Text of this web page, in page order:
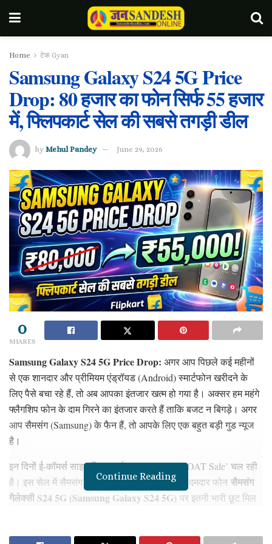
Home टेक Gyan
Samsung Galaxy S24 5G Price
Drop: 80 हजार का फोन सिर्फ 55 हजार
में, फ्लिपकार्ट सेल की सबसे तगड़ी डील
by Mehul Pandey June 29, 2026
0
SHARES
Samsung Galaxy S24 5G Price Drop: अगर आप पिछले कई महीनों
से एक शानदार और प्रीमियम एंड्रॉयड (Android) स्मार्टफोन खरीदने के
लिए पैसे बचा रहे हैं, तो अब आपका इंतजार खत्म हो गया है। अक्सर हम महंगे
फ्लैगशिप फोन के दाम गिरने का इंतजार करते हैं ताकि बजट न बिगड़े। अगर
आप सैमसंग (Samsung) के फैन हैं, तो आपके लिए एक बहुत बड़ी गुड न्यूज
है।
इन दिनों ई-कॉमर्स साइट फ्लिपकार्ट (Flipkart) पर ‘GOAT Sale’ चल रही
है। इस सेल में सैमसंग की सबसे चर्चित ‘S सीरीज’ के दमदार फोन सैमसंग
गैलेक्सी S24 5G (Samsung Galaxy S24 5G) पर इतनी भारी छूट मिल
Continue Reading